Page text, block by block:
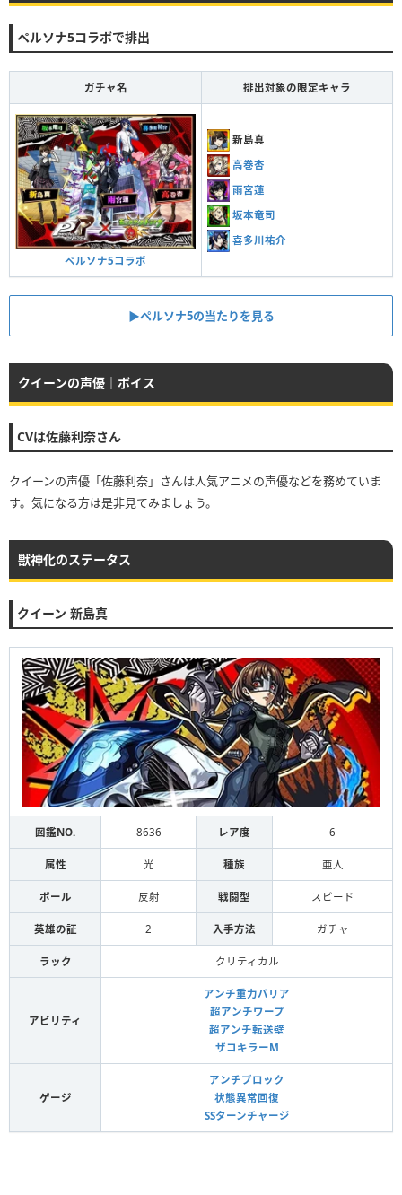
ペルソナ5コラボで排出
ガチャ名 排出対象の限定キャラ
ペルソナ5コラボ
新島真
高巻杏
雨宮蓮
坂本竜司
喜多川祐介
▶︎ペルソナ5の当たりを見る
クイーンの声優｜ボイス
CVは佐藤利奈さん
クイーンの声優「佐藤利奈」さんは人気アニメの声優などを務めていま
す。気になる方は是非見てみましょう。
獣神化のステータス
クイーン 新島真
図鑑NO. 8636 レア度 6
属性 光 種族 亜人
ボール 反射 戦闘型 スピード
英雄の証 2 入手方法 ガチャ
ラック クリティカル
アビリティ
アンチ重力バリア
超アンチワープ
超アンチ転送壁
ザコキラーM
ゲージ
アンチブロック
状態異常回復
SSターンチャージ